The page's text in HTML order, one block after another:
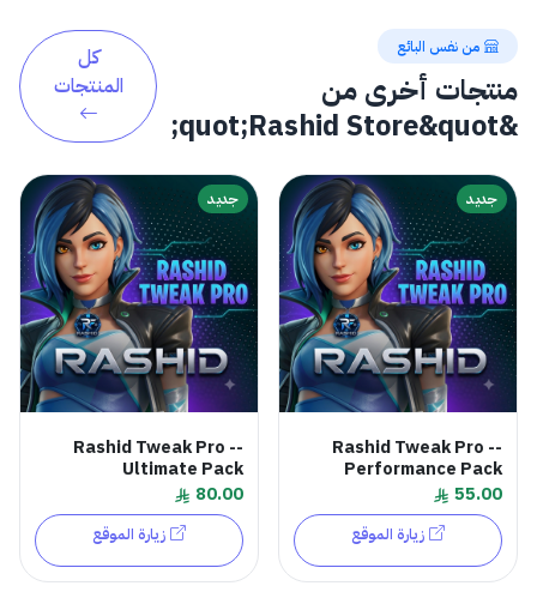
من نفس البائع
منتجات أخرى من
&quot;Rashid Store&quot;
كل
المنتجات
جديد
Rashid Tweak Pro --
Performance Pack
55.00
زيارة الموقع
جديد
Rashid Tweak Pro --
Ultimate Pack
80.00
زيارة الموقع